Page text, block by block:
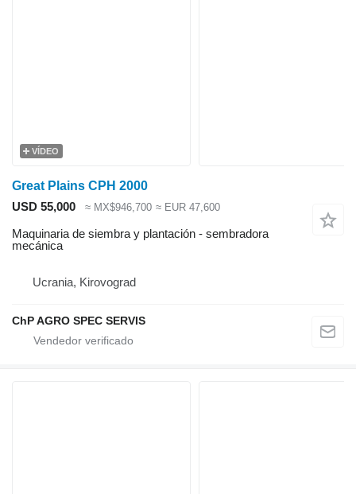
VÍDEO
Great Plains CPH 2000
USD 55,000
≈ MX$946,700 ≈ EUR 47,600
Maquinaria de siembra y plantación - sembradora
mecánica
Ucrania, Kirovograd
ChP AGRO SPEC SERVIS